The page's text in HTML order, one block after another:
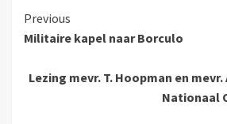
Previous
Militaire kapel naar Borculo
Lezing mevr. T. Hoopman en
Nationaal